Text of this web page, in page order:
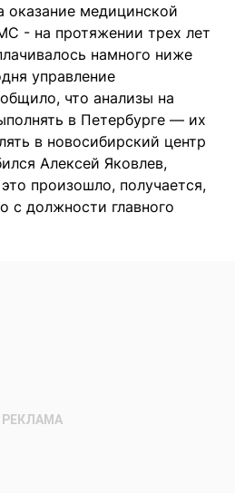
медицинской
- на протяжении трех лет
намного ниже
управление
что анализы на
в Петербурге — их
в новосибирский центр
Алексей Яковлев,
произошло, получается,
с должности главного